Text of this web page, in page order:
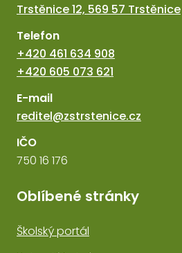
Trstěnice 12, 569 57 Trstěnice
Telefon
+420 461 634 908
+420 605 073 621
E-mail
reditel@zstrstenice.cz
IČO
750 16 176
Oblíbené stránky
Školský portál